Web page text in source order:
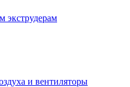
экструдерам
и вентиляторы